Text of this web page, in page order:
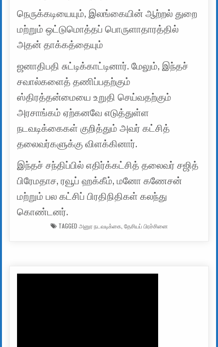
நெருக்கடியையும், இலங்கையின் ஆற்றல் துறை
மற்றும் ஒட்டுமொத்தப் பொருளாதாரத்தில்
அதன் தாக்கத்தையும்
ஜனாதிபதி சுட்டிக்காட்டினார். மேலும், இந்தச்
சவால்களைத் தணிப்பதற்கும்
ஸ்திரத்தன்மையை உறுதி செய்வதற்கும்
அரசாங்கம் ஏற்கனவே எடுத்துள்ள
நடவடிக்கைகள் குறித்தும் அவர் கட்சித்
தலைவர்களுக்கு விளக்கினார்.
இந்தச் சந்திப்பில் எதிர்க்கட்சித் தலைவர் சஜித்
பிரேமதாச, ரவூப் ஹக்கீம், மனோ கணேசன்
மற்றும் பல கட்சிப் பிரதிநிதிகள் கலந்து
கொண்டனர்.
TAGGED அனுர நடவடிக்கை, தேசியப் பிரச்சினை